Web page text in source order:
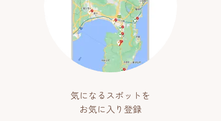
気になるスポットを
お気に入り登録